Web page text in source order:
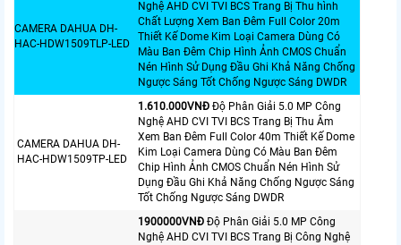
CAMERA DAHUA DH-
HAC-HDW1509TLP-LED
Nghệ AHD CVI TVI BCS Trang Bị Thu hình
Chất Lượng Xem Ban Đêm Full Color 20m
Thiết Kế Dome Kim Loại Camera Dùng Có
Màu Ban Đêm Chip Hình Ảnh CMOS Chuẩn
Nén Hình Sử Dụng Đầu Ghi Khả Năng Chống
Ngược Sáng Tốt Chống Ngược Sáng DWDR
CAMERA DAHUA DH-
HAC-HDW1509TP-LED
1.610.000VNÐ Độ Phân Giải 5.0 MP Công
Nghệ AHD CVI TVI BCS Trang Bị Thu Âm
Xem Ban Đêm Full Color 40m Thiết Kế Dome
Kim Loại Camera Dùng Có Màu Ban Đêm
Chip Hình Ảnh CMOS Chuẩn Nén Hình Sử
Dụng Đầu Ghi Khả Năng Chống Ngược Sáng
Tốt Chống Ngược Sáng DWDR
1900000VNÐ Độ Phân Giải 5.0 MP Công
Nghệ AHD CVI TVI BCS Trang Bị Công Nghệ